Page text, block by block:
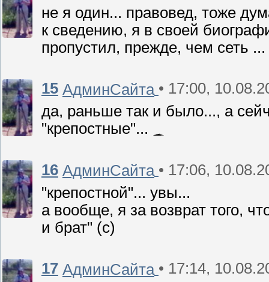
не я один... правовед, тоже
к сведению, я в своей
пропустил, прежде, чем сеть
15 АдминСайта • 17:00,
да, раньше так и было..., а
"крепостные"...
16 АдминСайта • 17:06,
"крепостной"... увы...
а вообще, я за возврат того,
и брат" (с)
17 АдминСайта • 17:14,